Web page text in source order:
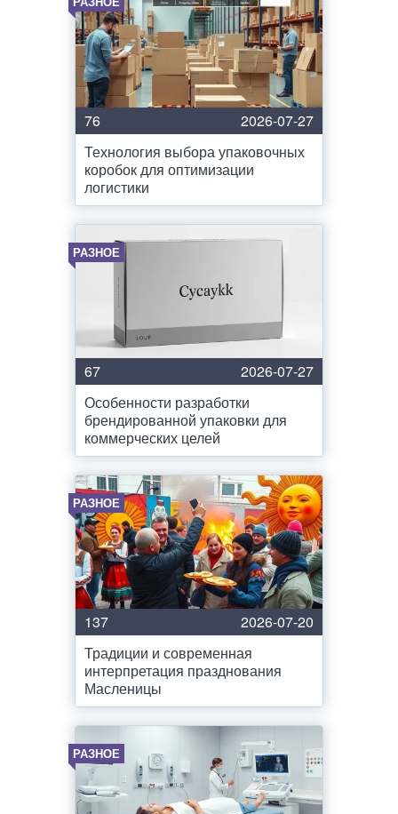
76
2026-07-27
Технология выбора упаковочных
коробок для оптимизации
логистики
РАЗНОЕ
67
2026-07-27
Особенности разработки
брендированной упаковки для
коммерческих целей
РАЗНОЕ
137
2026-07-20
Традиции и современная
интерпретация празднования
Масленицы
РАЗНОЕ